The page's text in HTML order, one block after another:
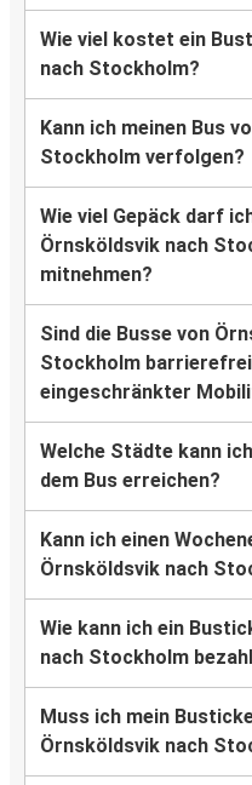
Wie viel kostet ein
nach Stockholm?
Kann ich meinen Bus
Stockholm verfolgen?
Wie viel Gepäck darf
Örnsköldsvik nach
mitnehmen?
Sind die Busse von
Stockholm
eingeschränkter
Welche Städte kann
dem Bus erreichen?
Kann ich einen
Örnsköldsvik nach
Wie kann ich ein
nach Stockholm
Muss ich mein
Örnsköldsvik nach